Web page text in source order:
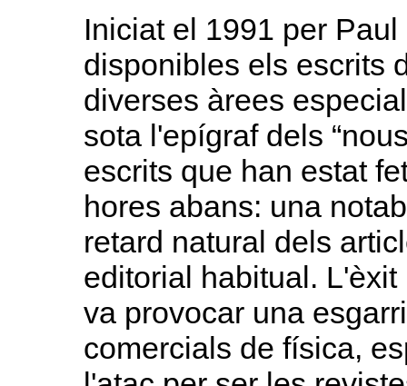
Iniciat el 1991 per
disponibles els escrits
diverses àrees
sota l'epígraf dels
escrits que han estat
hores abans: una
retard natural dels
editorial habitual.
va provocar una
comercials de física,